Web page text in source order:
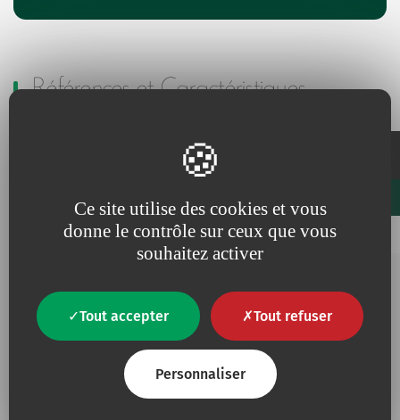
Ce site utilise des cookies et vous
donne le contrôle sur ceux que vous
souhaitez activer
Tout accepter Tout refuser
Personnaliser
Références et Caractéristiques
Favourites
Ajouter à mes favoris
852.01 30
Informations additionnelles